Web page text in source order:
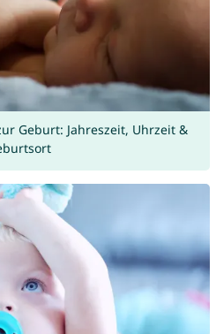
Geburt: Jahreszeit, Uhrzeit &